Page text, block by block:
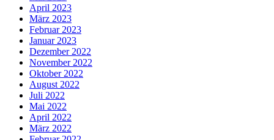
April 2023
März 2023
Februar 2023
Januar 2023
Dezember 2022
November 2022
Oktober 2022
August 2022
Juli 2022
Mai 2022
April 2022
März 2022